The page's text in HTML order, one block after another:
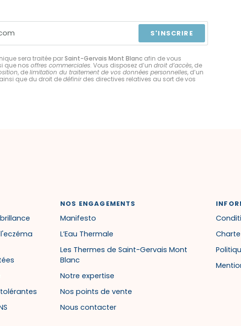
S'INSCRIRE
sera traitée parSaint-Gervais Mont Blanc afin de vous
que nos offres commerciales. Vous disposez d’un droit d’accès, de
, delimitation du traitement de vos données personnelles, d’un
que du droit dedéfinirdes directives relatives au sort de vos
NOS ENGAGEMENTS
Manifesto
L’Eau Thermale
Les Thermes de Saint-Gervais Mont
Blanc
Notre expertise
Nos points de vente
Nous contacter